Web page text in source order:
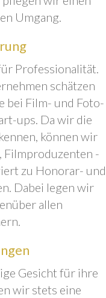
Umgang.
Professionalität.
schätzen
bei Film- und Foto-
ups. Da wir die
können wir
Filmproduzenten -
zu Honorar- und
Dabei legen wir
allen
Gesicht für ihre
wir stets eine